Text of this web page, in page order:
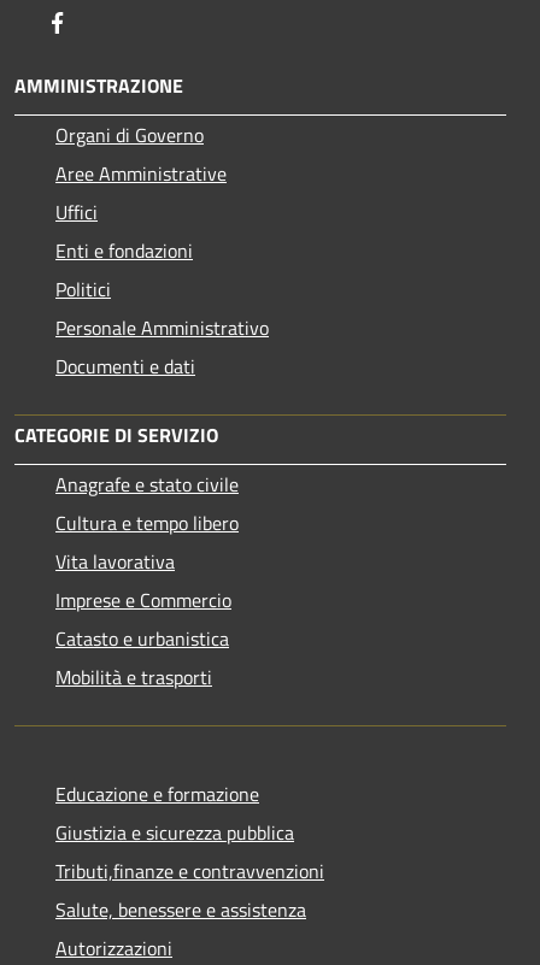
AMMINISTRAZIONE
Organi di Governo
Aree Amministrative
Uffici
Enti e fondazioni
Politici
Personale Amministrativo
Documenti e dati
CATEGORIE DI SERVIZIO
Anagrafe e stato civile
Cultura e tempo libero
Vita lavorativa
Imprese e Commercio
Catasto e urbanistica
Mobilità e trasporti
Educazione e formazione
Giustizia e sicurezza pubblica
Tributi,finanze e contravvenzioni
Salute, benessere e assistenza
Autorizzazioni